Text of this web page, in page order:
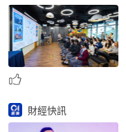
財經快訊